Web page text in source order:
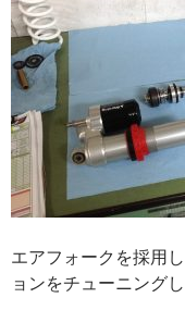
エアフォークを採用
ョンをチューニングし